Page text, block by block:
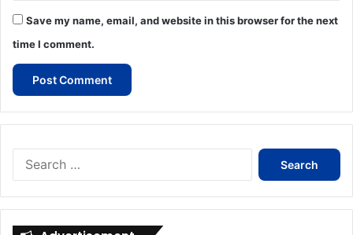
Save my name, email, and website in this browser for the next
time I comment.
Search